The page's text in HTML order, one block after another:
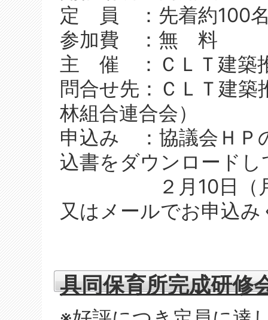
定 員 ：先着約100
参加費 ：無 料
主 催 ：ＣＬＴ建築
問合せ先：ＣＬＴ建築
林組合連合会）
申込み ：協議会ＨＰ
込書をダウンロード
２月10日（月）
又はメールでお申込
具同保育所完成研修